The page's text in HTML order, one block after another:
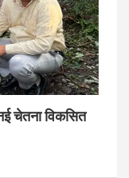
चेतना विकसित